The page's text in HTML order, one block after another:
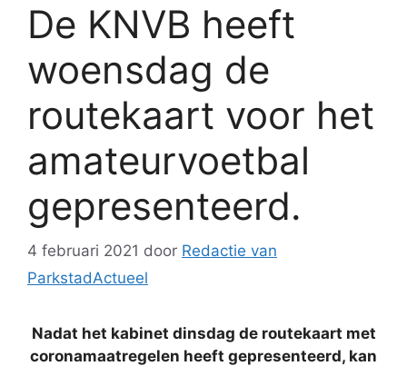
De KNVB heeft
woensdag de
routekaart voor het
amateurvoetbal
gepresenteerd.
4 februari 2021 door Redactie van
ParkstadActueel
Nadat het kabinet dinsdag de routekaart met
coronamaatregelen heeft gepresenteerd, kan